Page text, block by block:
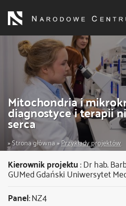
treści
o NCN
dla wnioskodawców
dla realizujących projekty
dla ekspertów
efekty NCN
Mitochondria i
diagnostyce i terapii
serca
Ścieżka
nawigacyjna
Strona główna Przykłady projektów
Kierownik projektu:Dr hab.
GUMedGdański Uniwersytet
Panel: NZ4